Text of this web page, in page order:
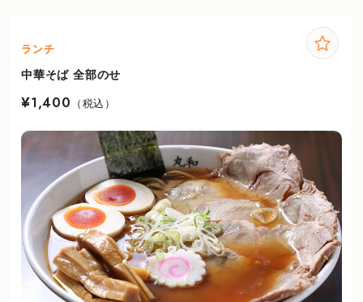
ランチ
中華そば 全部のせ
¥1,400 （税込）